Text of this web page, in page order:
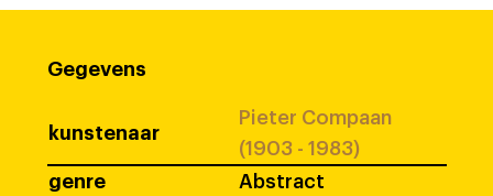
Gegevens
kunstenaar
Pieter Compaan
(1903 - 1983)
genre
Abstract